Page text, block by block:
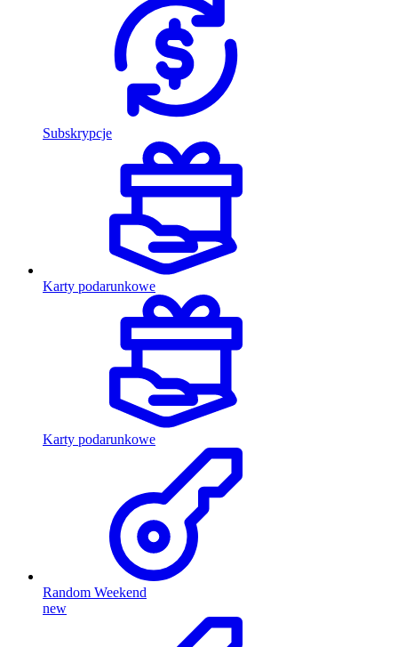
Subskrypcje
Karty podarunkowe
Karty podarunkowe
Random Weekend
new